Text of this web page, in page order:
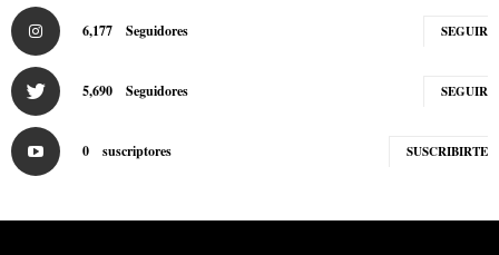
6,177 Seguidores SEGUIR
5,690 Seguidores SEGUIR
0 suscriptores SUSCRIBIRTE